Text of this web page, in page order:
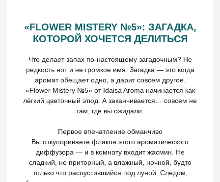
«FLOWER MISTERY №5»: ЗАГАДКА,
КОТОРОЙ ХОЧЕТСЯ ДЕЛИТЬСЯ
Что делает запах по-настоящему загадочным? Не
редкость нот и не громкое имя. Загадка — это когда
аромат обещает одно, а дарит совсем другое.
«Flower Mistery №5» от Idaisa Aroma начинается как
лёгкий цветочный этюд. А заканчивается… совсем не
там, где вы ожидали.
Первое впечатление обманчиво
Вы откупориваете флакон этого ароматического
диффузора — и в комнату входит жасмин. Не
сладкий, не приторный, а влажный, ночной, будто
только что распустившийся под луной. Следом,